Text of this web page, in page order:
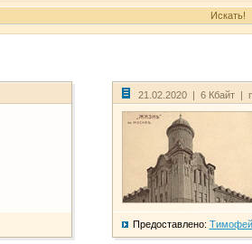
21.02.2020 | 6 Кбайт |
Предоставлено: Тимофей